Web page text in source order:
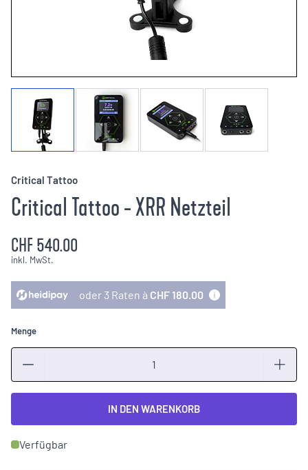
Critical Tattoo
Critical Tattoo - XRR Netzteil
CHF 540.00
inkl. MwSt.
oder 3 Raten à CHF 180.00
Menge
IN DEN WARENKORB
Verfügbar